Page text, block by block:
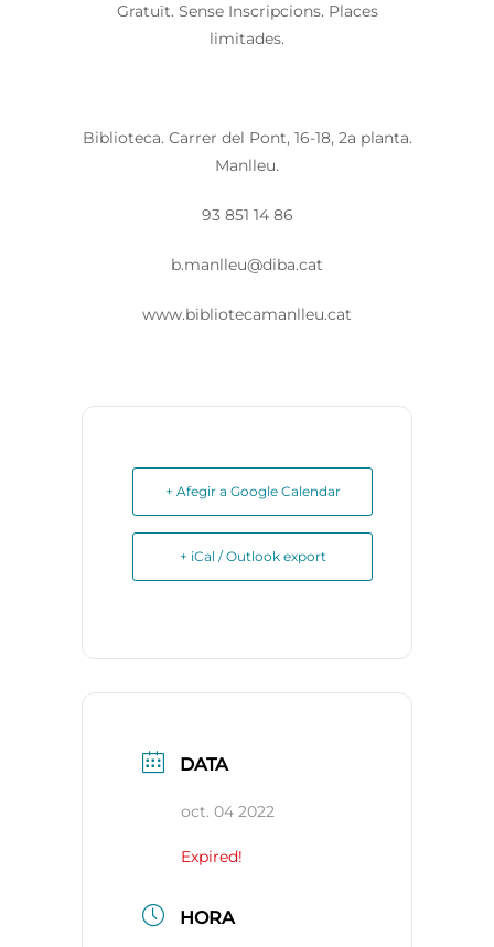
Gratuït. Sense Inscripcions. Places
limitades.
Biblioteca. Carrer del Pont, 16-18, 2a planta.
Manlleu.
93 851 14 86
b.manlleu@diba.cat
www.bibliotecamanlleu.cat
+ Afegir a Google Calendar
+ iCal / Outlook export
DATA
oct. 04 2022
Expired!
HORA